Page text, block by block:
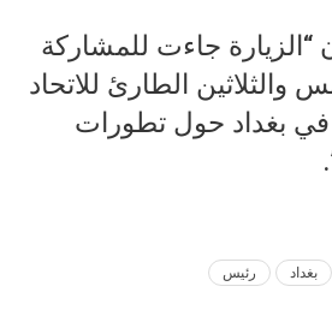
“الزيارة جاءت للمشاركة
والثلاثين الطارئ للاتحاد
في بغداد حول تطورات
بغداد رئيس